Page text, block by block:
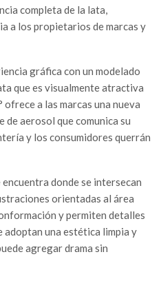
completa de la lata,
a los propietarios de marcas y
gráfica con un modelado
que es visualmente atractiva
a las marcas una nueva
aerosol que comunica su
y los consumidores querrán
donde se intersecan
orientadas al área
y permiten detalles
adoptan una estética limpia y
agregar drama sin